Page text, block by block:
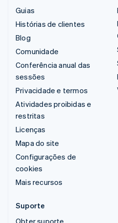
Guias
Histórias de clientes
Blog
Comunidade
Conferência anual das
sessões
Privacidade e termos
Atividades proibidas e
restritas
Licenças
Mapa do site
Configurações de
cookies
Mais recursos
Suporte
Obter suporte